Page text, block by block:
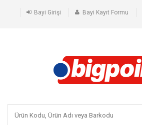
Bayi Girişi Bayi Kayıt Formu